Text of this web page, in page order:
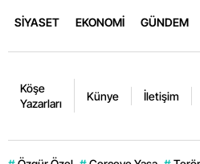
SİYASET EKONOMİ GÜNDEM
Köşe
Yazarları
Künye İletişim